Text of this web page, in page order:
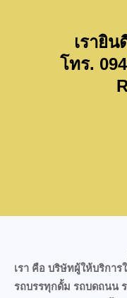
เรายิ
โทร.
เรา คือ บริษัทผู้ให้บริกา
รถบรรทุกดั้ม รถบดถนน